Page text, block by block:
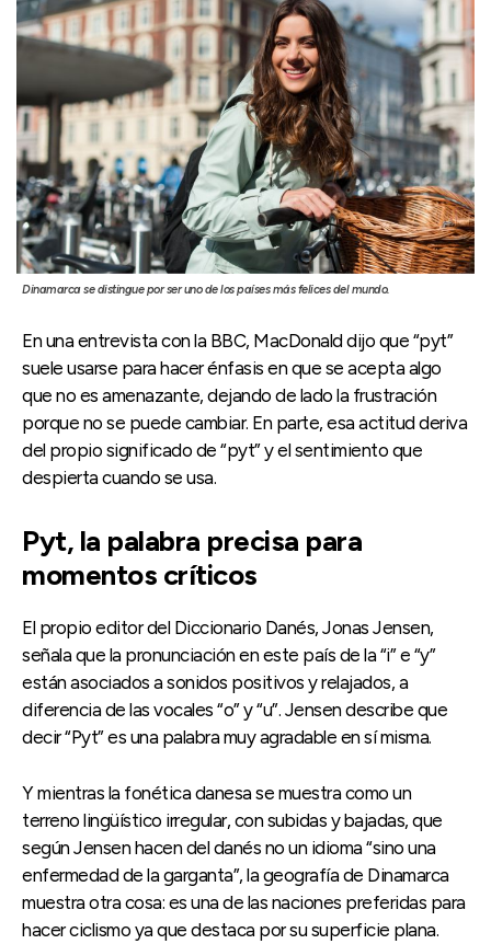
Dinamarca se distingue por ser uno de los países más felices del mundo.
En una entrevista con la BBC, MacDonald dijo que “pyt”
suele usarse para hacer énfasis en que se acepta algo
que no es amenazante, dejando de lado la frustración
porque no se puede cambiar. En parte, esa actitud deriva
del propio significado de “pyt” y el sentimiento que
despierta cuando se usa.
Pyt, la palabra precisa para
momentos críticos
El propio editor del Diccionario Danés, Jonas Jensen,
señala que la pronunciación en este país de la “i” e “y”
están asociados a sonidos positivos y relajados, a
diferencia de las vocales “o” y “u”. Jensen describe que
decir “Pyt” es una palabra muy agradable en sí misma.
Y mientras la fonética danesa se muestra como un
terreno lingüístico irregular, con subidas y bajadas, que
según Jensen hacen del danés no un idioma “sino una
enfermedad de la garganta”, la geografía de Dinamarca
muestra otra cosa: es una de las naciones preferidas para
hacer ciclismo ya que destaca por su superficie plana.